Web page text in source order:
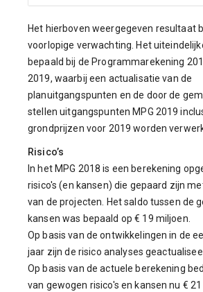
Het hierboven weergegeven resultaat
voorlopige verwachting. Het
bepaald bij de Programmarekening
2019, waarbij een actualisatie van de
planuitgangspunten en de door de
stellen uitgangspunten MPG 2019
grondprijzen voor 2019 worden
Risico’s
In het MPG 2018 is een berekening
risico's (en kansen) die gepaard zijn
van de projecten. Het saldo tussen de
kansen was bepaald op € 19 miljoen.
Op basis van de ontwikkelingen in de
jaar zijn de risico analyses
Op basis van de actuele berekening
van gewogen risico's en kansen nu € 21